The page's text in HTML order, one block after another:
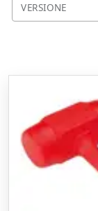
VERSIONE